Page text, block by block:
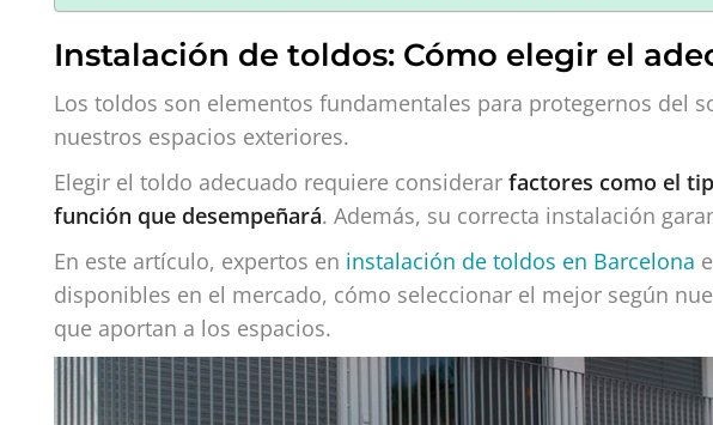
Instalación de toldos: Cómo elegir el
Los toldos son elementos fundamentales para protegernos del
nuestros espacios exteriores.
Elegir el toldo adecuado requiere considerar factores como el
función que desempeñará. Además, su correcta instalación
En este artículo, expertos en instalación de toldos en Barcelona
disponibles en el mercado, cómo seleccionar el mejor según
que aportan a los espacios.